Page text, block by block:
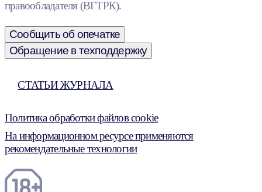
правообладателя (ВГТРК).
Сообщить об опечатке
Обращение в техподдержку
СТАТЬИ ЖУРНАЛА
Политика обработки файлов cookie
На информационном ресурсе применяются
рекомендательные технологии